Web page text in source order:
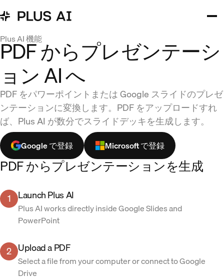
Plus AI 機能
PDF からプレゼンテーシ
ョン AI へ
PDF をパワーポイントまたは Google スライドのプレゼ
ンテーションに変換します。PDF をアップロードすれ
ば、Plus AI が数分でスライドデッキを生成します。
Google で登録 Microsoft で登録
PDF からプレゼンテーションを生成
1 Launch Plus AI
Plus AI works directly inside Google Slides and
PowerPoint
2 Upload a PDF
Select a file from your computer or connect to Google
Drive